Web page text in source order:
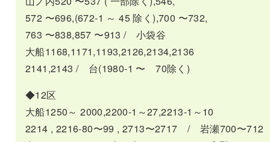
572 〜696,(672-1 ～ 45 除く),700 〜732,
763 〜838,857 〜913 / 小袋谷
大船1168,1171,1193,2126,2134,2136
2141,2143 / 台(1980-1 〜 70除く)
◆12区
大船1250～ 2000,2200-1～27,2213-1～10
2214 , 2216-80〜99 , 2713〜2717 / 岩瀬700〜712